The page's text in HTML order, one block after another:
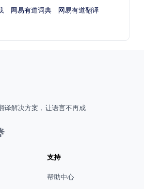
网易有道词典
网易有道翻译
译解决方案，让语言不再成
支持
帮助中心